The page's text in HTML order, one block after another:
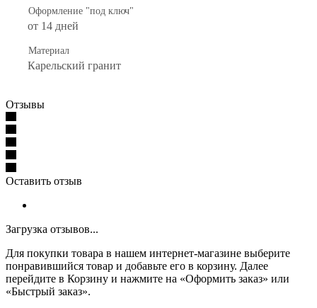
Оформление "под ключ"
от 14 дней
Материал
Карельский гранит
Отзывы
Оставить отзыв
Загрузка отзывов...
Для покупки товара в нашем интернет-магазине выберите
понравившийся товар и добавьте его в корзину. Далее
перейдите в Корзину и нажмите на «Оформить заказ» или
«Быстрый заказ».